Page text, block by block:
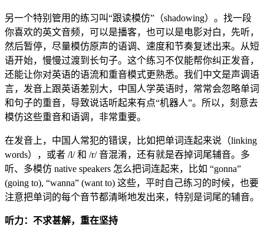
另一个特别管用的练习叫“跟读模仿”（shadowing）。找一段
你喜欢的英文音频，可以是播客，也可以是电影对白，先听，
然后暂停，尽量模仿原声的语调、速度和节奏复述出来。从短
语开始，慢慢过渡到长句子。这个练习不仅能帮你纠正发音，
还能让你对英语的语流和重音模式更熟悉。我们中文是声调语
言，发音上跟英语差别大，中国人学英语时，常常会忽略单词
和句子的重音，导致说话听起来有点“机器人”。所以，刻意去
模仿这些重音和语调，非常重要。
在发音上，中国人常犯的错误，比如把单词连起来说（linking
words），或者 /l/ 和 /r/ 音混淆，还有就是吞掉词尾辅音。多
听、多模仿 native speakers 怎么把词连起来，比如 “gonna”
(going to), “wanna” (want to) 这些，平时自己练习的时候，也要
注意把单词的每个音节都清晰地发出来，特别是词尾的辅音。
听力：不求甚解，重在坚持